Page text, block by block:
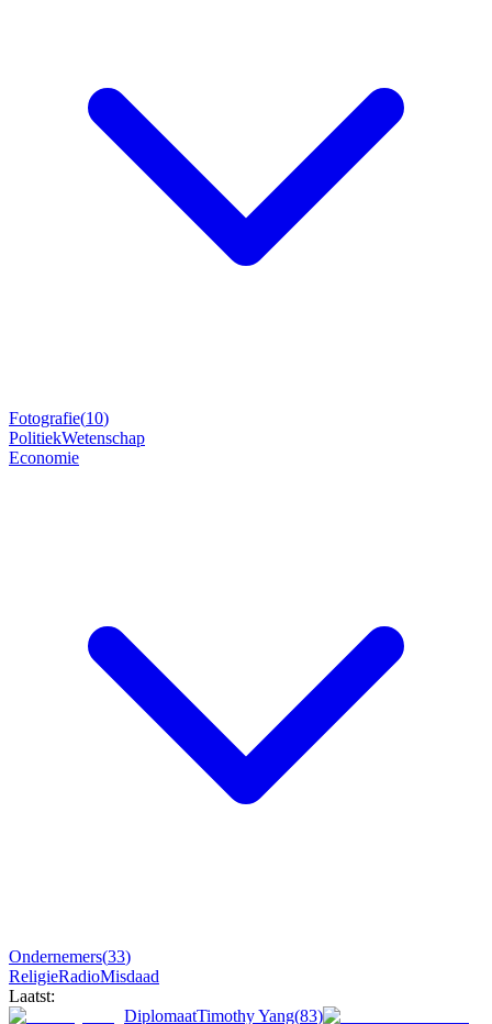
Fotografie(10)
PolitiekWetenschap
Economie
Ondernemers(33)
ReligieRadioMisdaad
Laatst:
DiplomaatTimothy Yang(83)